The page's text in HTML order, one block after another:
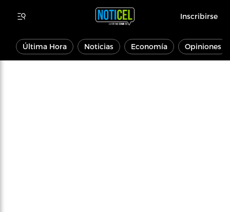
Inscribirse
Última Hora Noticias Economía Opiniones